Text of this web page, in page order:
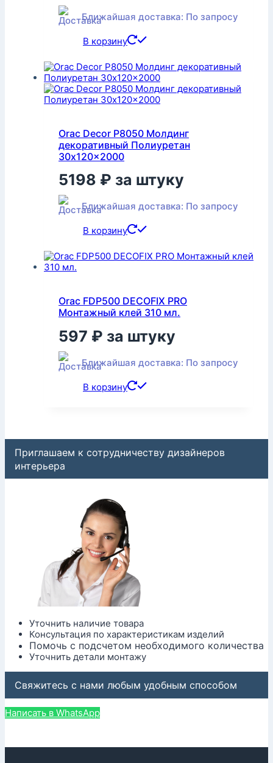
Ближайшая доставка: По запросу
В корзину
Orac Decor P8050 Молдинг
декоративный Полиуретан
30x120x2000
5198 ₽ за штуку
Ближайшая доставка: По запросу
В корзину
Orac FDP500 DECOFIX PRO
Монтажный клей 310 мл.
597 ₽ за штуку
Ближайшая доставка: По запросу
В корзину
Приглашаем к сотрудничеству дизайнеров
интерьера
Уточнить наличие товара
Консультация по характеристикам изделий
Помочь с подсчетом необходимого количества
Уточнить детали монтажу
Свяжитесь с нами любым удобным способом
Написать в WhatsApp